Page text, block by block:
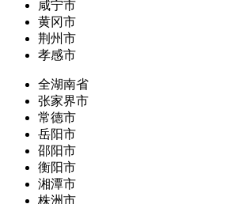
咸宁市
黄冈市
荆州市
孝感市
全湖南省
张家界市
常德市
岳阳市
邵阳市
衡阳市
湘潭市
株洲市